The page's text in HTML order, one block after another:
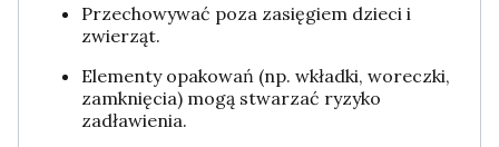
Przechowywać poza zasięgiem dzieci i
zwierząt.
Elementy opakowań (np. wkładki, woreczki,
zamknięcia) mogą stwarzać ryzyko
zadławienia.